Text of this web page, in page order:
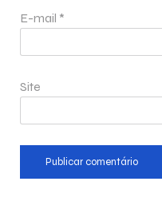
E-mail *
Site